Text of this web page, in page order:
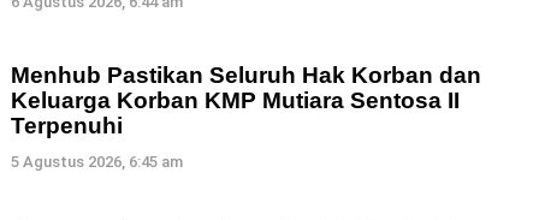
Menhub Pastikan Seluruh Hak Korban dan
Keluarga Korban KMP Mutiara Sentosa II
Terpenuhi
5 Agustus 2026, 6:45 am